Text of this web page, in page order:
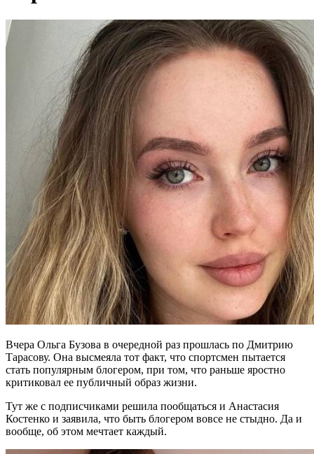
Вчера Ольга Бузова в очередной раз прошлась по Дмитрию
Тарасову. Она высмеяла тот факт, что спортсмен пытается
стать популярным блогером, при том, что раньше яростно
критиковал ее публичный образ жизни.
Тут же с подписчиками решила пообщаться и Анастасия
Костенко и заявила, что быть блогером вовсе не стыдно. Да и
вообще, об этом мечтает каждый.